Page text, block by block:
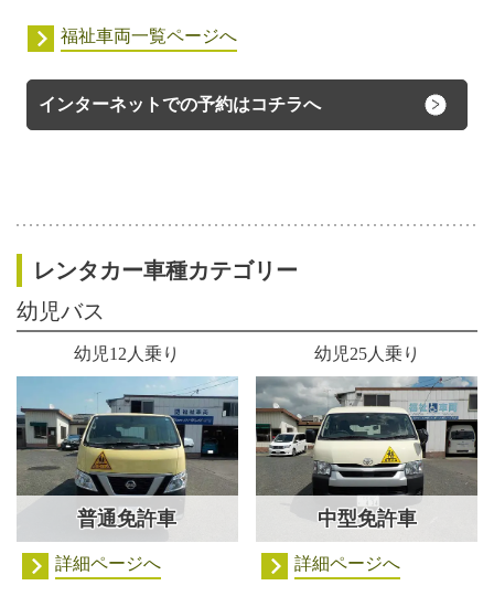
福祉車両一覧ページへ
インターネットでの予約はコチラへ
レンタカー車種カテゴリー
幼児バス
幼児12人乗り
普通免許車
詳細ページへ
幼児25人乗り
中型免許車
詳細ページへ